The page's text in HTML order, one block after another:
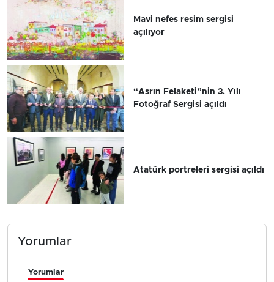
Mavi nefes resim sergisi
açılıyor
“Asrın Felaketi”nin 3. Yılı
Fotoğraf Sergisi açıldı
Atatürk portreleri sergisi açıldı
Yorumlar
Yorumlar